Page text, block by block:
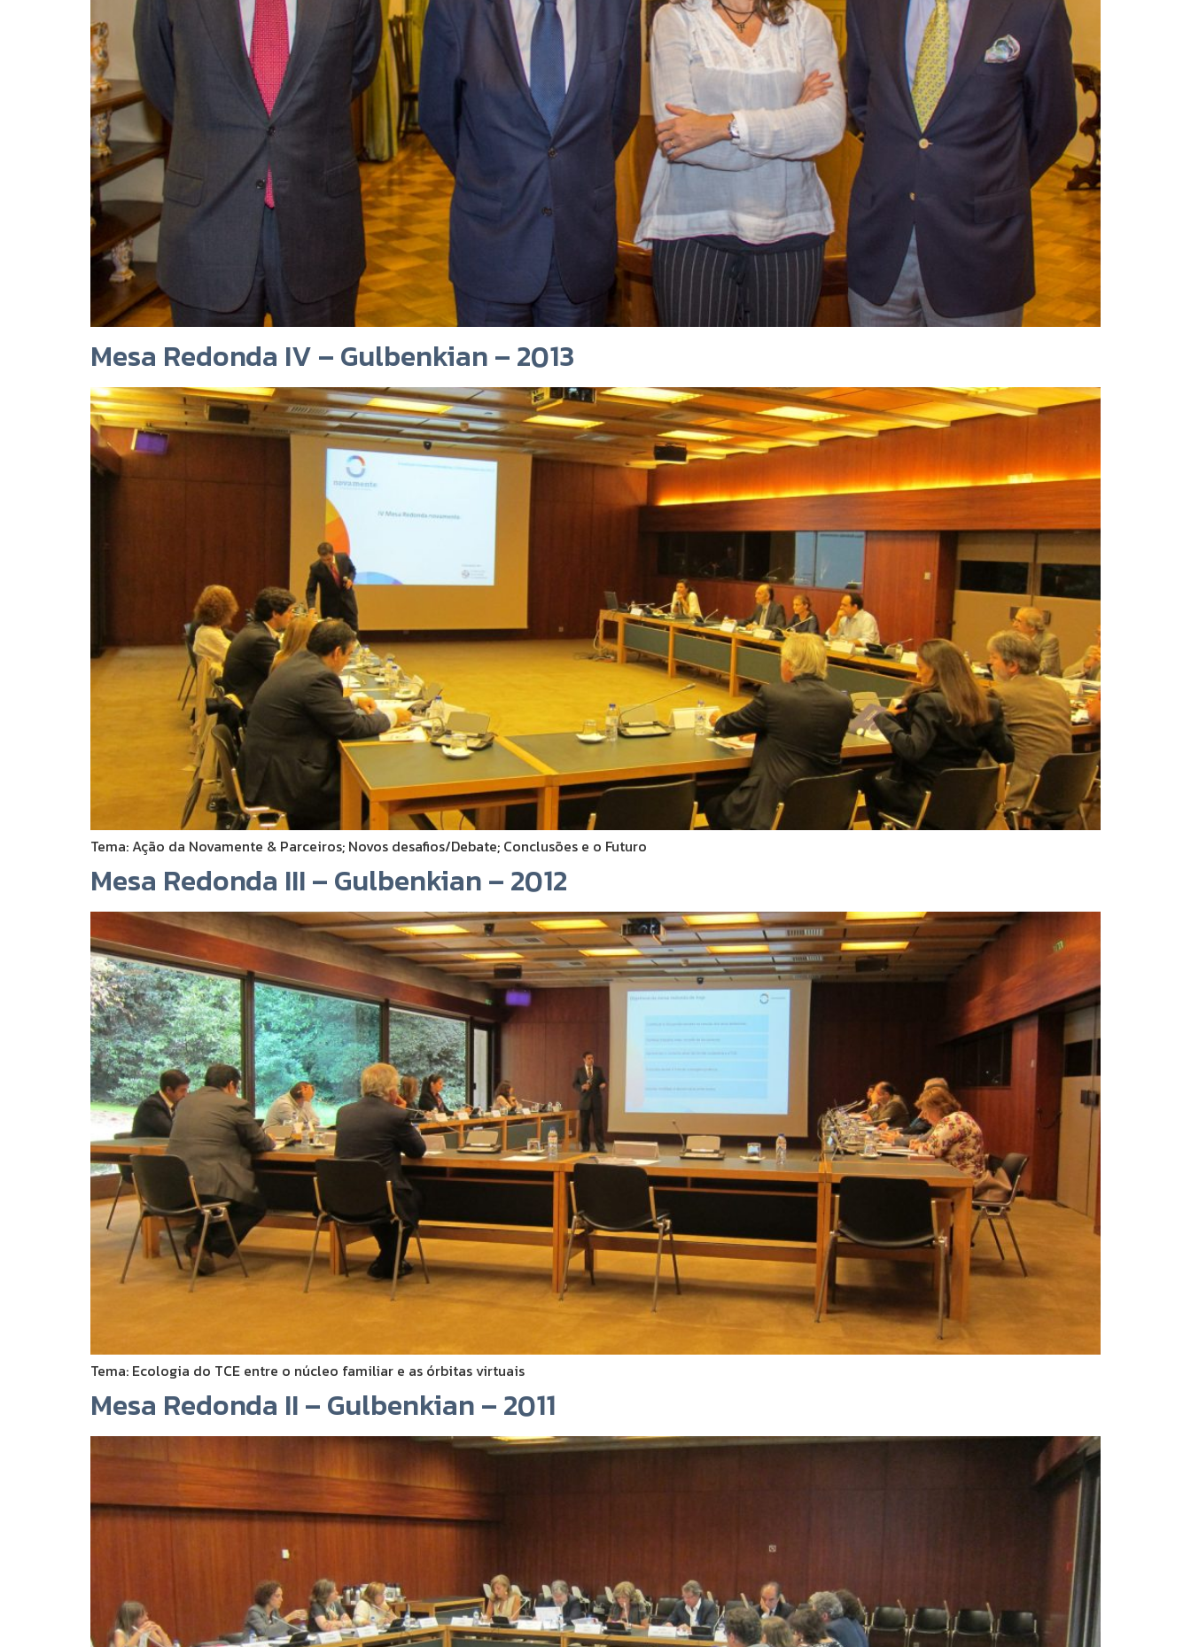
Mesa Redonda IV – Gulbenkian – 2013
Tema: Ação da Novamente & Parceiros; Novos desafios/Debate; Conclusões e o Futuro
Mesa Redonda III – Gulbenkian – 2012
Tema: Ecologia do TCE entre o núcleo familiar e as órbitas virtuais
Mesa Redonda II – Gulbenkian – 2011